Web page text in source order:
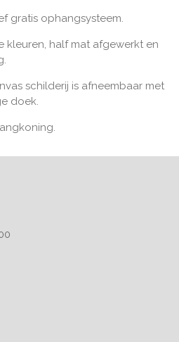
gratis ophangsysteem.
kleuren, half mat afgewerkt en
schilderij is afneembaar met
doek.